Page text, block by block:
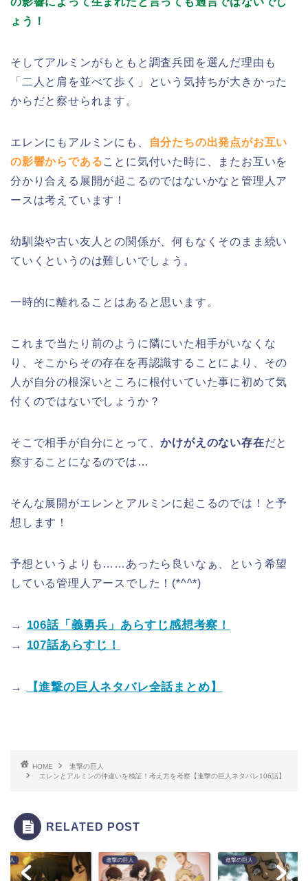
ょう！
そしてアルミンがもともと調査兵団を選んだ理由も
「二人と肩を並べて歩く」という気持ちが大きかった
からだと察せられます。
エレンにもアルミンにも、
自分たちの出発点がお互い
の影響からであることに気付いた時に、またお互いを
分かり合える展開が起こるのではないかなと管理人ア
ースは考えています！
幼馴染や古い友人との関係が、何もなくそのまま続い
ていくというのは難しいでしょう。
一時的に離れることはあると思います。
これまで当たり前のように隣にいた相手がいなくな
り、そこからその存在を再認識することにより、その
人が自分の根深いところに根付いていた事に初めて気
付くのではないでしょうか？
そこで相手が自分にとって、かけがえのない存在だと
察することになるのでは…
そんな展開がエレンとアルミンに起こるのでは！と予
想します！
予想というよりも……あったら良いなぁ、という希望
している管理人アースでした！(*^^*)
→ 106話「義勇兵」あらすじ感想考察！
→ 107話あらすじ！
→ 【進撃の巨人ネタバレ全話まとめ】
HOME
進撃の巨人
エレンとアルミンの仲違いを検証！考え方を考察【進撃の巨人ネタバレ106話】
RELATED POST
巨人 進撃の巨人 進撃の巨人